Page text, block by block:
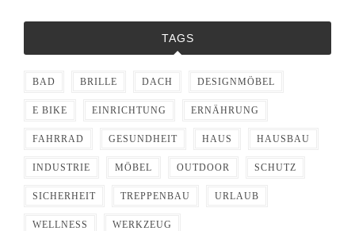
TAGS
BAD BRILLE DACH DESIGNMÖBEL
E BIKE EINRICHTUNG ERNÄHRUNG
FAHRRAD GESUNDHEIT HAUS HAUSBAU
INDUSTRIE MÖBEL OUTDOOR SCHUTZ
SICHERHEIT TREPPENBAU URLAUB
WELLNESS WERKZEUG